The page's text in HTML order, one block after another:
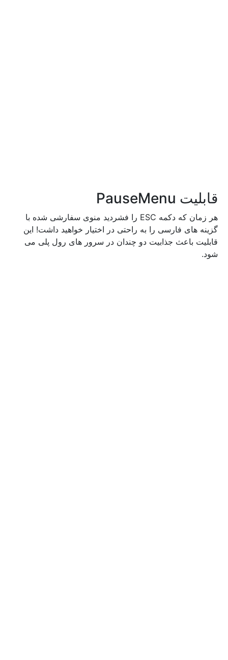
قابلیت PauseMenu
هر زمان که دکمه ESC را فشردید منوی سفارشی شده با
گزینه های فارسی را به راحتی در اختیار خواهید داشت! این
قابلیت باعث جذابیت دو چندان در سرور های رول پلی می
شود.